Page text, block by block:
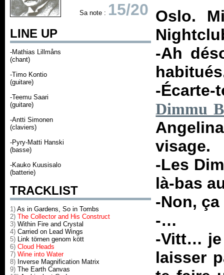
Sa note : 15/20
LINE UP
-Mathias Lillmåns
(chant)
-Timo Kontio
(guitare)
-Teemu Saari
(guitare)
-Antti Simonen
(claviers)
-Pyry-Matti Hanski
(basse)
-Kauko Kuusisalo
(batterie)
TRACKLIST
1) As in Gardens, So in Tombs
2) The Collector and His Construct
3) Within Fire and Crystal
4) Carried on Lead Wings
5) Link törnen genom kött
6) Cloud Heads
7) Wine into Water
8) Inverse Magnification Matrix
9) The Earth Canvas
Oslo.
-Ah
-
Dimmu
visage.
-Les
là-bas
-Non,
-…
-Vitt… je
laisser